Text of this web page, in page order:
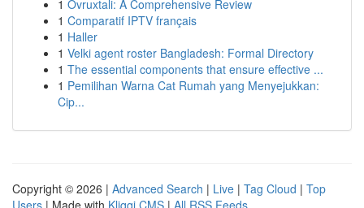
1 Ovruxtali: A Comprehensive Review
1 Comparatif IPTV français
1 Haller
1 Velki agent roster Bangladesh: Formal Directory
1 The essential components that ensure effective ...
1 Pemilihan Warna Cat Rumah yang Menyejukkan:
Cip...
Copyright © 2026 | Advanced Search | Live | Tag Cloud | Top
Users | Made with Kliqqi CMS | All RSS Feeds